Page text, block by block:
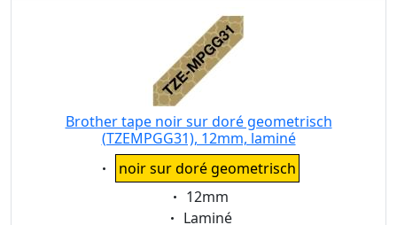
Brother tape noir sur doré geometrisch
(TZEMPGG31), 12mm, laminé
Eigenschaft:
noir sur doré geometrisch
Eigenschaft:
12mm
Eigenschaft:
Laminé